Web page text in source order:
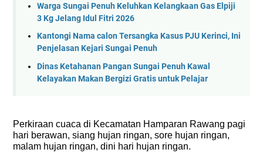
Warga Sungai Penuh Keluhkan Kelangkaan Gas Elpiji
3 Kg Jelang Idul Fitri 2026
Kantongi Nama calon Tersangka Kasus PJU Kerinci, Ini
Penjelasan Kejari Sungai Penuh
Dinas Ketahanan Pangan Sungai Penuh Kawal
Kelayakan Makan Bergizi Gratis untuk Pelajar
Perkiraan cuaca di Kecamatan Hamparan Rawang pagi
hari berawan, siang hujan ringan, sore hujan ringan,
malam hujan ringan, dini hari hujan ringan.